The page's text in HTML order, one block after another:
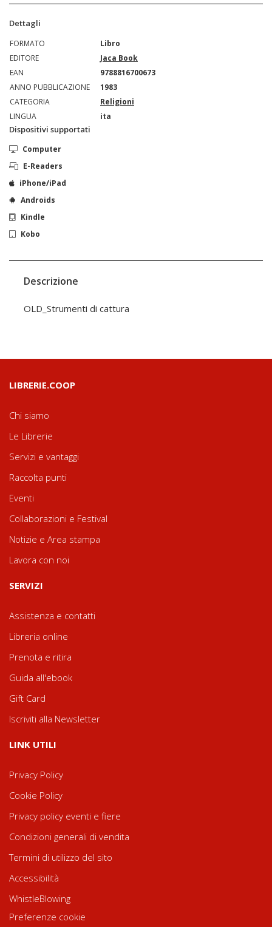
Dettagli
FORMATO
Libro
EDITORE
Jaca Book
EAN
9788816700673
ANNO PUBBLICAZIONE
1983
CATEGORIA
Religioni
LINGUA
ita
Dispositivi supportati
Computer
E-Readers
iPhone/iPad
Androids
Kindle
Kobo
Descrizione
OLD_Strumenti di cattura
LIBRERIE.COOP
Chi siamo
Le Librerie
Servizi e vantaggi
Raccolta punti
Eventi
Collaborazioni e Festival
Notizie e Area stampa
Lavora con noi
SERVIZI
Assistenza e contatti
Libreria online
Prenota e ritira
Guida all'ebook
Gift Card
Iscriviti alla Newsletter
LINK UTILI
Privacy Policy
Cookie Policy
Privacy policy eventi e fiere
Condizioni generali di vendita
Termini di utilizzo del sito
Accessibilità
WhistleBlowing
Preferenze cookie